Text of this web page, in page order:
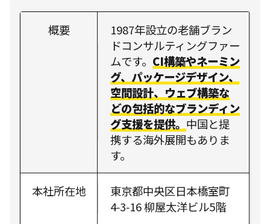
概要
1987年設立の老舗ブラン
ドコンサルティングファー
ムです。 CI構築やネーミン
グ、パッケージデザイン、
空間設計、ウェブ構築な
どの包括的なブランディン
グ支援を提供。 中国と提
携する海外展開もありま
す。
本社所在地
東京都中央区日本橋室町
4‑3‑16 柳屋太洋ビル5階